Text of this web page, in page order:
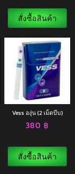
สั่งซื้อสินค้า
Vess องุ่น (2 เม็ดบีบ)
380 ฿
สั่งซื้อสินค้า